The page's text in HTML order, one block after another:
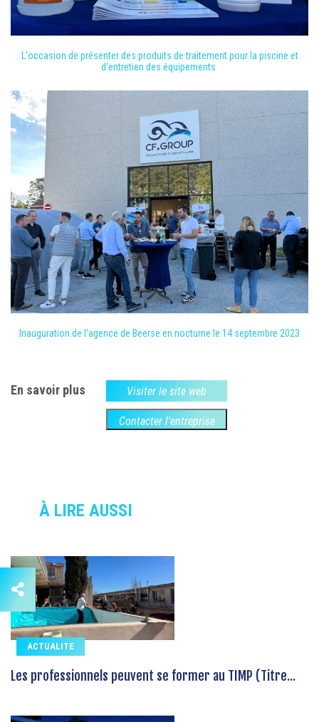
L'occasion de présenter des produits de traitement pour la piscine et
d'entretien des équipements
Inauguration de l'agence de Beerse en nocturne le 14 septembre 2023
En savoir plus Visiter le site web
Contacter l'entreprise
À LIRE AUSSI
ACTUALITE
Les professionnels peuvent se former au TIMP (Titre...